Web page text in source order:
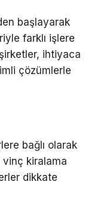
başlayarak
farklı işlere
ihtiyaca
çözümlerle
bağlı olarak
vinç kiralama
dikkate